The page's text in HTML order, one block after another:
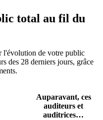
total au fil du
l'évolution de votre public
des 28 derniers jours, grâce
Auparavant, ces
auditeurs et
auditrices…